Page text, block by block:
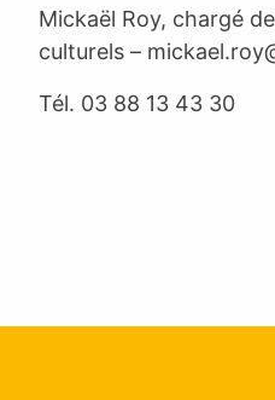
Mickaël Roy, chargé
culturels –
Tél. 03 88 13 43 30